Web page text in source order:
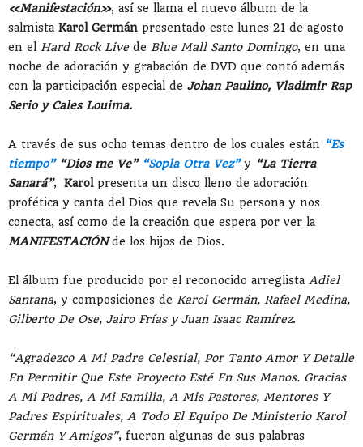
«Manifestación», así se llama el nuevo álbum de la
salmista Karol Germán presentado este lunes 21 de agosto
en el Hard Rock Livede Blue Mall Santo Domingo, en una
noche de adoración y grabación de DVD que contó además
con la participación especial de Johan Paulino, Vladimir Rap
Serio y Cales Louima.
A través de sus ocho temas dentro de los cuales están “Es
tiempo”“Dios me Ve” “Sopla Otra Vez” y “La Tierra
Sanará”, Karol presenta un disco lleno de adoración
profética y canta del Dios que revela Su persona y nos
conecta, así como de la creación que espera por ver la
MANIFESTACIÓNde los hijos de Dios.
El álbum fue producido por el reconocido arreglista Adiel
Santana, y composiciones de Karol Germán, Rafael Medina,
Gilberto De Ose, Jairo Frías y Juan Isaac Ramírez.
“Agradezco A Mi Padre Celestial, Por Tanto Amor Y Detalle
En Permitir Que Este Proyecto Esté En Sus Manos. Gracias
A Mi Padres, A Mi Familia, A Mis Pastores, Mentores Y
Padres Espirituales, A Todo El Equipo De Ministerio Karol
Germán Y Amigos”, fueron algunas de sus palabras